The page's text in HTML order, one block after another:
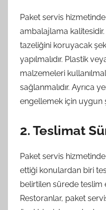
Paket servis
ambalajlama kalitesidir.
tazeliğini koruyacak
yapılmalıdır. Plastik
malzemeleri
sağlanmalıdır. Ayrıca
engellemek için uygun
2. Teslimat
Paket servis
ettiği konulardan biri
belirtilen sürede teslim
Restoranlar, paket